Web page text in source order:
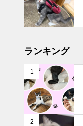
ランキング
1
2